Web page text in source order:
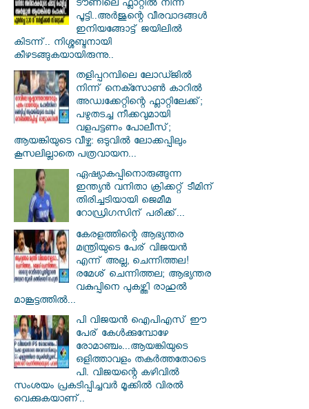
ടൗണിലെ ഫ്ലാറ്റിൽ നിന്ന്
പൂട്ടി..അർജുന്റെ വീരവാദങ്ങൾ
ഇനിയങ്ങോട്ട് ജയിലിൽ
കിടന്ന്.. നിശ്ശബ്ദനായി
കീഴടങ്ങുകയായിരുന്നു..
തളിപ്പറമ്പിലെ ലോഡ്ജിൽ
നിന്ന് നെക്സോൺ കാറിൽ
അഡ്വക്കേറ്റിന്റെ ഫ്ലാറ്റിലേക്ക്;
പഴുതടച്ച നീക്കവുമായി
വളപട്ടണം പോലീസ്;
ആയങ്കിയുടെ വീഴ്ച: ഒടുവിൽ ലോക്കപ്പിലും
കൂസലില്ലാതെ പത്രവായന...
ഏഷ്യാകപ്പിനൊരുങ്ങുന്ന
ഇന്ത്യൻ വനിതാ ക്രിക്കറ്റ് ടീമിന്
തിരിച്ചടിയായി ജെമീമ
റോഡ്രിഗസിന് പരിക്ക്...
കേരളത്തിന്റെ ആഭ്യന്തര
മന്ത്രിയുടെ പേര് വിജയൻ
എന്ന് അല്ല, ചെന്നിത്തല!
രമേശ് ചെന്നിത്തല; ആഭ്യന്തര
വകുപ്പിനെ പുകഴ്ത്തി രാഹുൽ
മാങ്കൂട്ടത്തിൽ...
പി വിജയന്‍ ഐപിഎസ് ഈ
പേര് കേൾക്കുമ്പോഴേ
രോമാഞ്ചം...ആയങ്കിയുടെ
ഒളിത്താവളം തകര്‍ത്തതോടെ
പി. വിജയന്റെ കഴിവില്‍
സംശയം പ്രകടിപ്പിച്ചവര്‍ മൂക്കില്‍ വിരല്‍
വെക്കുകയാണ്..